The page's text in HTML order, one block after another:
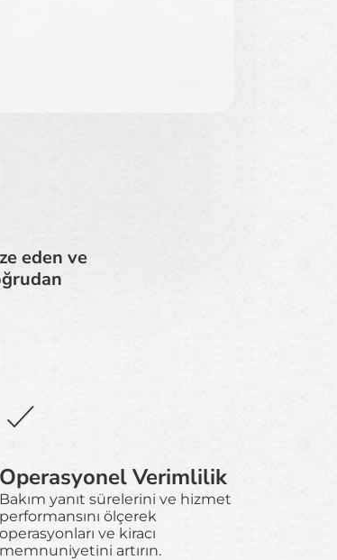
eden ve
Operasyonel Verimlilik
Bakım yanıt sürelerini ve hizmet
performansını ölçerek
operasyonları ve kiracı
memnuniyetini artırın.